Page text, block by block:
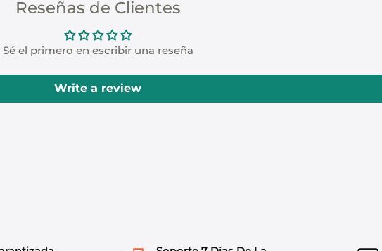
Reseñas de Clientes
Sé el primero en escribir una reseña
Write a review